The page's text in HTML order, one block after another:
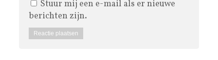
Stuur mij een e-mail als er nieuwe
berichten zijn.